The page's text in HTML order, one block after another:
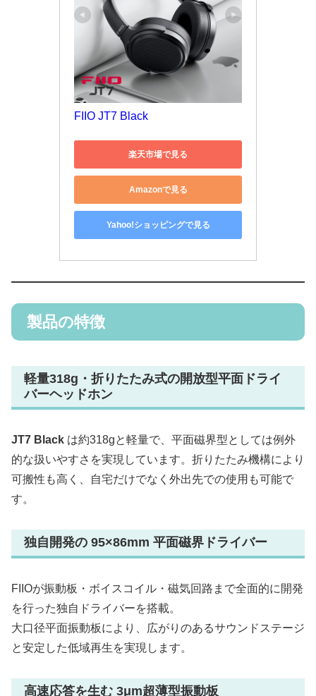
FIIO JT7 Black
楽天市場で見る
Amazonで見る
Yahoo!ショッピングで見る
製品の特徴
軽量318g・折りたたみ式の開放型平面ドライ
バーヘッドホン
JT7 Black は約318gと軽量で、平面磁界型としては例外
的な扱いやすさを実現しています。折りたたみ機構により
可搬性も高く、自宅だけでなく外出先での使用も可能で
す。
独自開発の 95×86mm 平面磁界ドライバー
FIIOが振動板・ボイスコイル・磁気回路まで全面的に開発
を行った独自ドライバーを搭載。
大口径平面振動板により、広がりのあるサウンドステージ
と安定した低域再生を実現します。
高速応答を生む 3μm超薄型振動板